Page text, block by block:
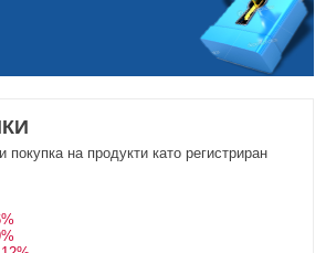
покупка на продукти като регистриран